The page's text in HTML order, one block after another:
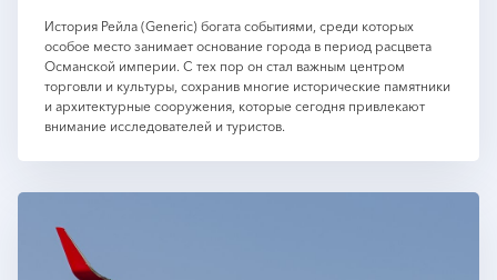
История Рейла (Generic) богата событиями, среди которых
особое место занимает основание города в период расцвета
Османской империи. С тех пор он стал важным центром
торговли и культуры, сохранив многие исторические памятники
и архитектурные сооружения, которые сегодня привлекают
внимание исследователей и туристов.